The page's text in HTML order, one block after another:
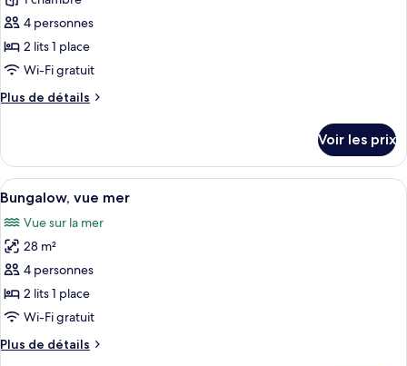
jumeaux,
vue
jardin
ce
type
de
chambre :
Bungalow,
4 personnes
2 lits 1 place
Wi-Fi gratuit
Plus de détails
Plus
le
type
de
chambre
Bungalow,
vue
Voir les prix
Afficher
toutes
les
photos
pour
ce
type
chambre :
Une chambre d’hôtel avec un lit,
5
Bungalow, vue mer
Vue sur la mer
28 m²
4 personnes
2 lits 1 place
Wi-Fi gratuit
Plus de détails
Plus